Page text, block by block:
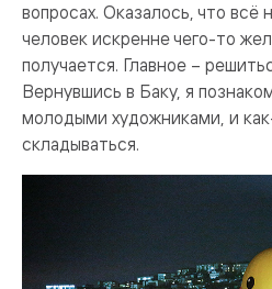
вопросах. Оказалось, что всё
человек искренне чего-то
получается. Главное –
Вернувшись в Баку, я
молодыми художниками, и
складываться.